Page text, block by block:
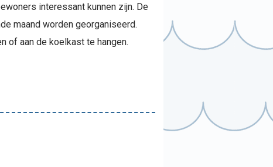
interessant kunnen zijn. De
maand worden georganiseerd.
of aan de koelkast te hangen.